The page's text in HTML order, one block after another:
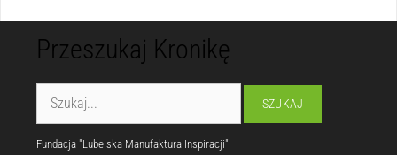
Przeszukaj Kronikę
Fundacja "Lubelska Manufaktura Inspiracji"